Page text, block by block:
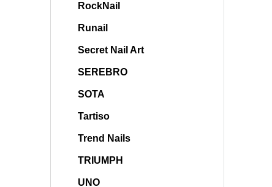
RockNail
Runail
Secret Nail Art
SEREBRO
SOTA
Tartiso
Trend Nails
TRIUMPH
UNO